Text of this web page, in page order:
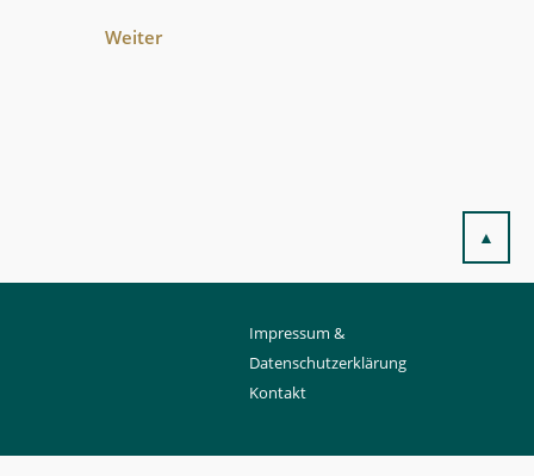
Weiter
▲
Impressum &
Datenschutzerklärung
Kontakt